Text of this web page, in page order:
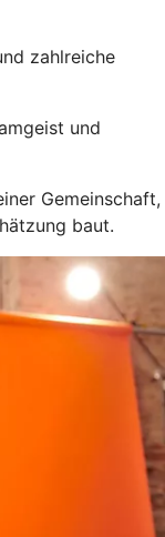
zahlreiche
und
Gemeinschaft,
baut.